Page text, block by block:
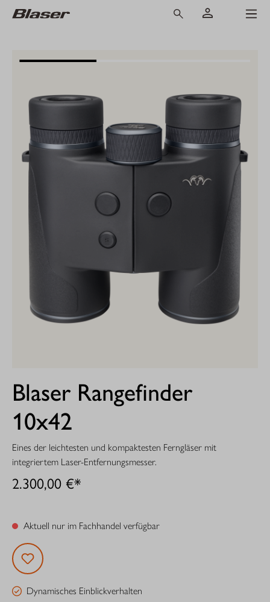
Blaser Rangefinder
10x42
Eines der leichtesten und kompaktesten Ferngläser mit
integriertem Laser-Entfernungsmesser.
2.300,00 €*
Aktuell nur im Fachhandel verfügbar
Dynamisches Einblickverhalten